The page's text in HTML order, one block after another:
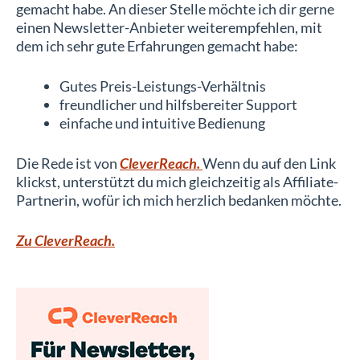
gemacht habe. An dieser Stelle möchte ich dir gerne
einen Newsletter-Anbieter weiterempfehlen, mit
dem ich sehr gute Erfahrungen gemacht habe:
Gutes Preis-Leistungs-Verhältnis
freundlicher und hilfsbereiter Support
einfache und intuitive Bedienung
Die Rede ist vonCleverReach.Wenn du auf den Link
klickst, unterstützt du mich gleichzeitig als Affiliate-
Partnerin, wofür ich mich herzlich bedanken möchte.
Zu CleverReach.